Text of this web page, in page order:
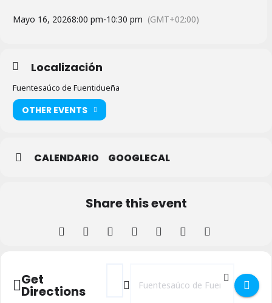
Mayo 16, 20268:00 pm-10:30 pm (GMT+02:00)
Localización
Fuentesaúco de Fuentidueña
OTHER EVENTS
CALENDARIO GOOGLECAL
Share this event
Get
Directions
Address - Tributo a Extremoduro en
Destination Address - Tributo a